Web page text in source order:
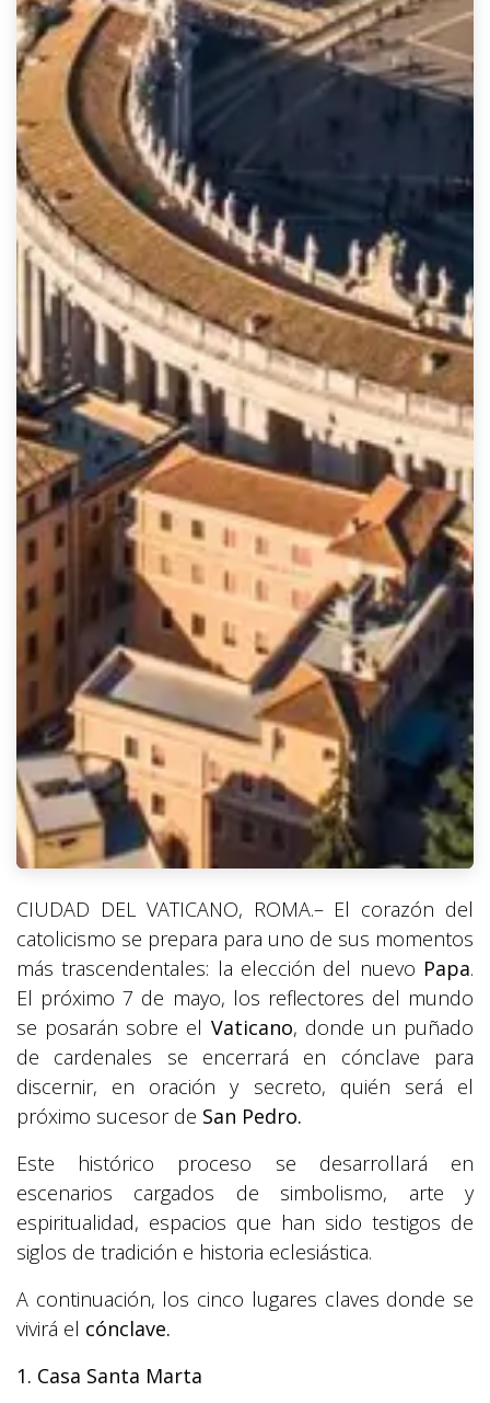
CIUDAD DEL VATICANO, ROMA.– El corazón del
catolicismo se prepara para uno de sus momentos
más trascendentales: la elección del nuevo Papa.
El próximo 7 de mayo, los reflectores del mundo
se posarán sobre el Vaticano, donde un puñado
de cardenales se encerrará en cónclave para
discernir, en oración y secreto, quién será el
próximo sucesor de San Pedro.
Este histórico proceso se desarrollará en
escenarios cargados de simbolismo, arte y
espiritualidad, espacios que han sido testigos de
siglos de tradición e historia eclesiástica.
A continuación, los cinco lugares claves donde se
vivirá el cónclave.
1. Casa Santa Marta